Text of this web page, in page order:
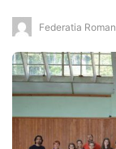
Federatia